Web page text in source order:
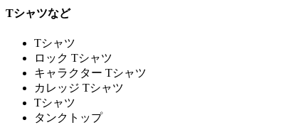
Tシャツなど
Tシャツ
ロック Tシャツ
キャラクター Tシャツ
カレッジ Tシャツ
Tシャツ
タンクトップ